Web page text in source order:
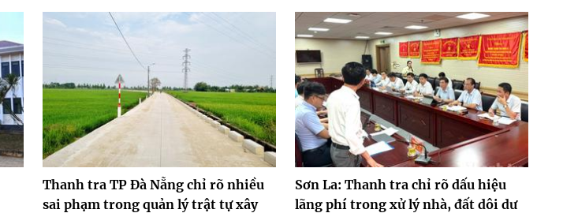
Thanh tra TP Đà Nẵng chỉ rõ nhiều
sai phạm trong quản lý trật tự xây
Sơn La: Thanh tra chỉ rõ dấu hiệu
lãng phí trong xử lý nhà, đất dôi dư